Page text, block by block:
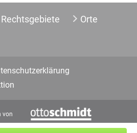
Rechtsgebiete
Orte
von